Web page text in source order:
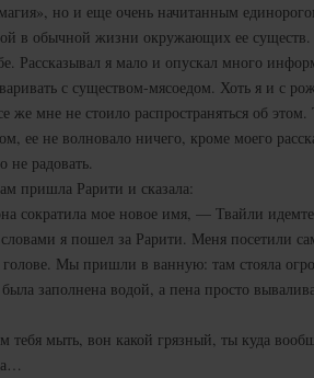
но и еще очень начитанным
в обычной жизни окружающих ее существ.
Рассказывал я мало и опускал много
с существом-мясоедом. Хоть я и с
же мне не стоило распространяться об
ее не волновало ничего, кроме моего
не радовать.
пришла Рарити и сказала:
сократила мое новое имя, — Твайли
я пошел за Рарити. Меня посетили
голове. Мы пришли в ванную: там стояла
заполнена водой, а пена просто
тебя мыть, вон какой грязный, ты куда